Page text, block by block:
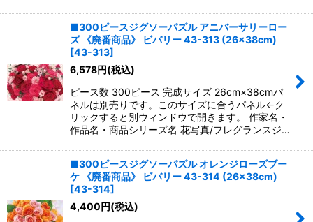
■300ピースジグソーパズル アニバーサリーロー
ズ 《廃番商品》 ビバリー 43-313 (26×38cm)
[43-313]
6,578円(税込)
ピース数 300ピース 完成サイズ 26cm×38cmパ
ネルは別売りです。このサイズに合うパネル←ク
リックすると別ウィンドウで開きます。 作家名・
作品名・商品シリーズ名 花写真/フレグランスジ…
■300ピースジグソーパズル オレンジローズブー
ケ 《廃番商品》 ビバリー 43-314 (26×38cm)
[43-314]
4,400円(税込)